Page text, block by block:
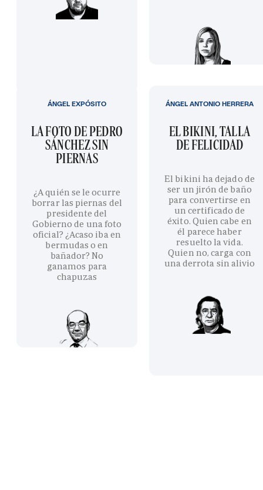
LA FOTO DE PEDRO
SÁNCHEZ SIN
PIERNAS
¿A quién se le ocurre
borrar las piernas del
presidente del
Gobierno de una foto
oficial? ¿Acaso iba en
bermudas o en
bañador? No
ganamos para
chapuzas
ÁNGEL EXPÓSITO
EL BIKINI, TALLA
DE FELICIDAD
El bikini ha dejado de
ser un jirón de baño
para convertirse en
un certificado de
éxito. Quien cabe en
él parece haber
resuelto la vida.
Quien no, carga con
una derrota sin alivio
ÁNGEL ANTONIO HERRERA